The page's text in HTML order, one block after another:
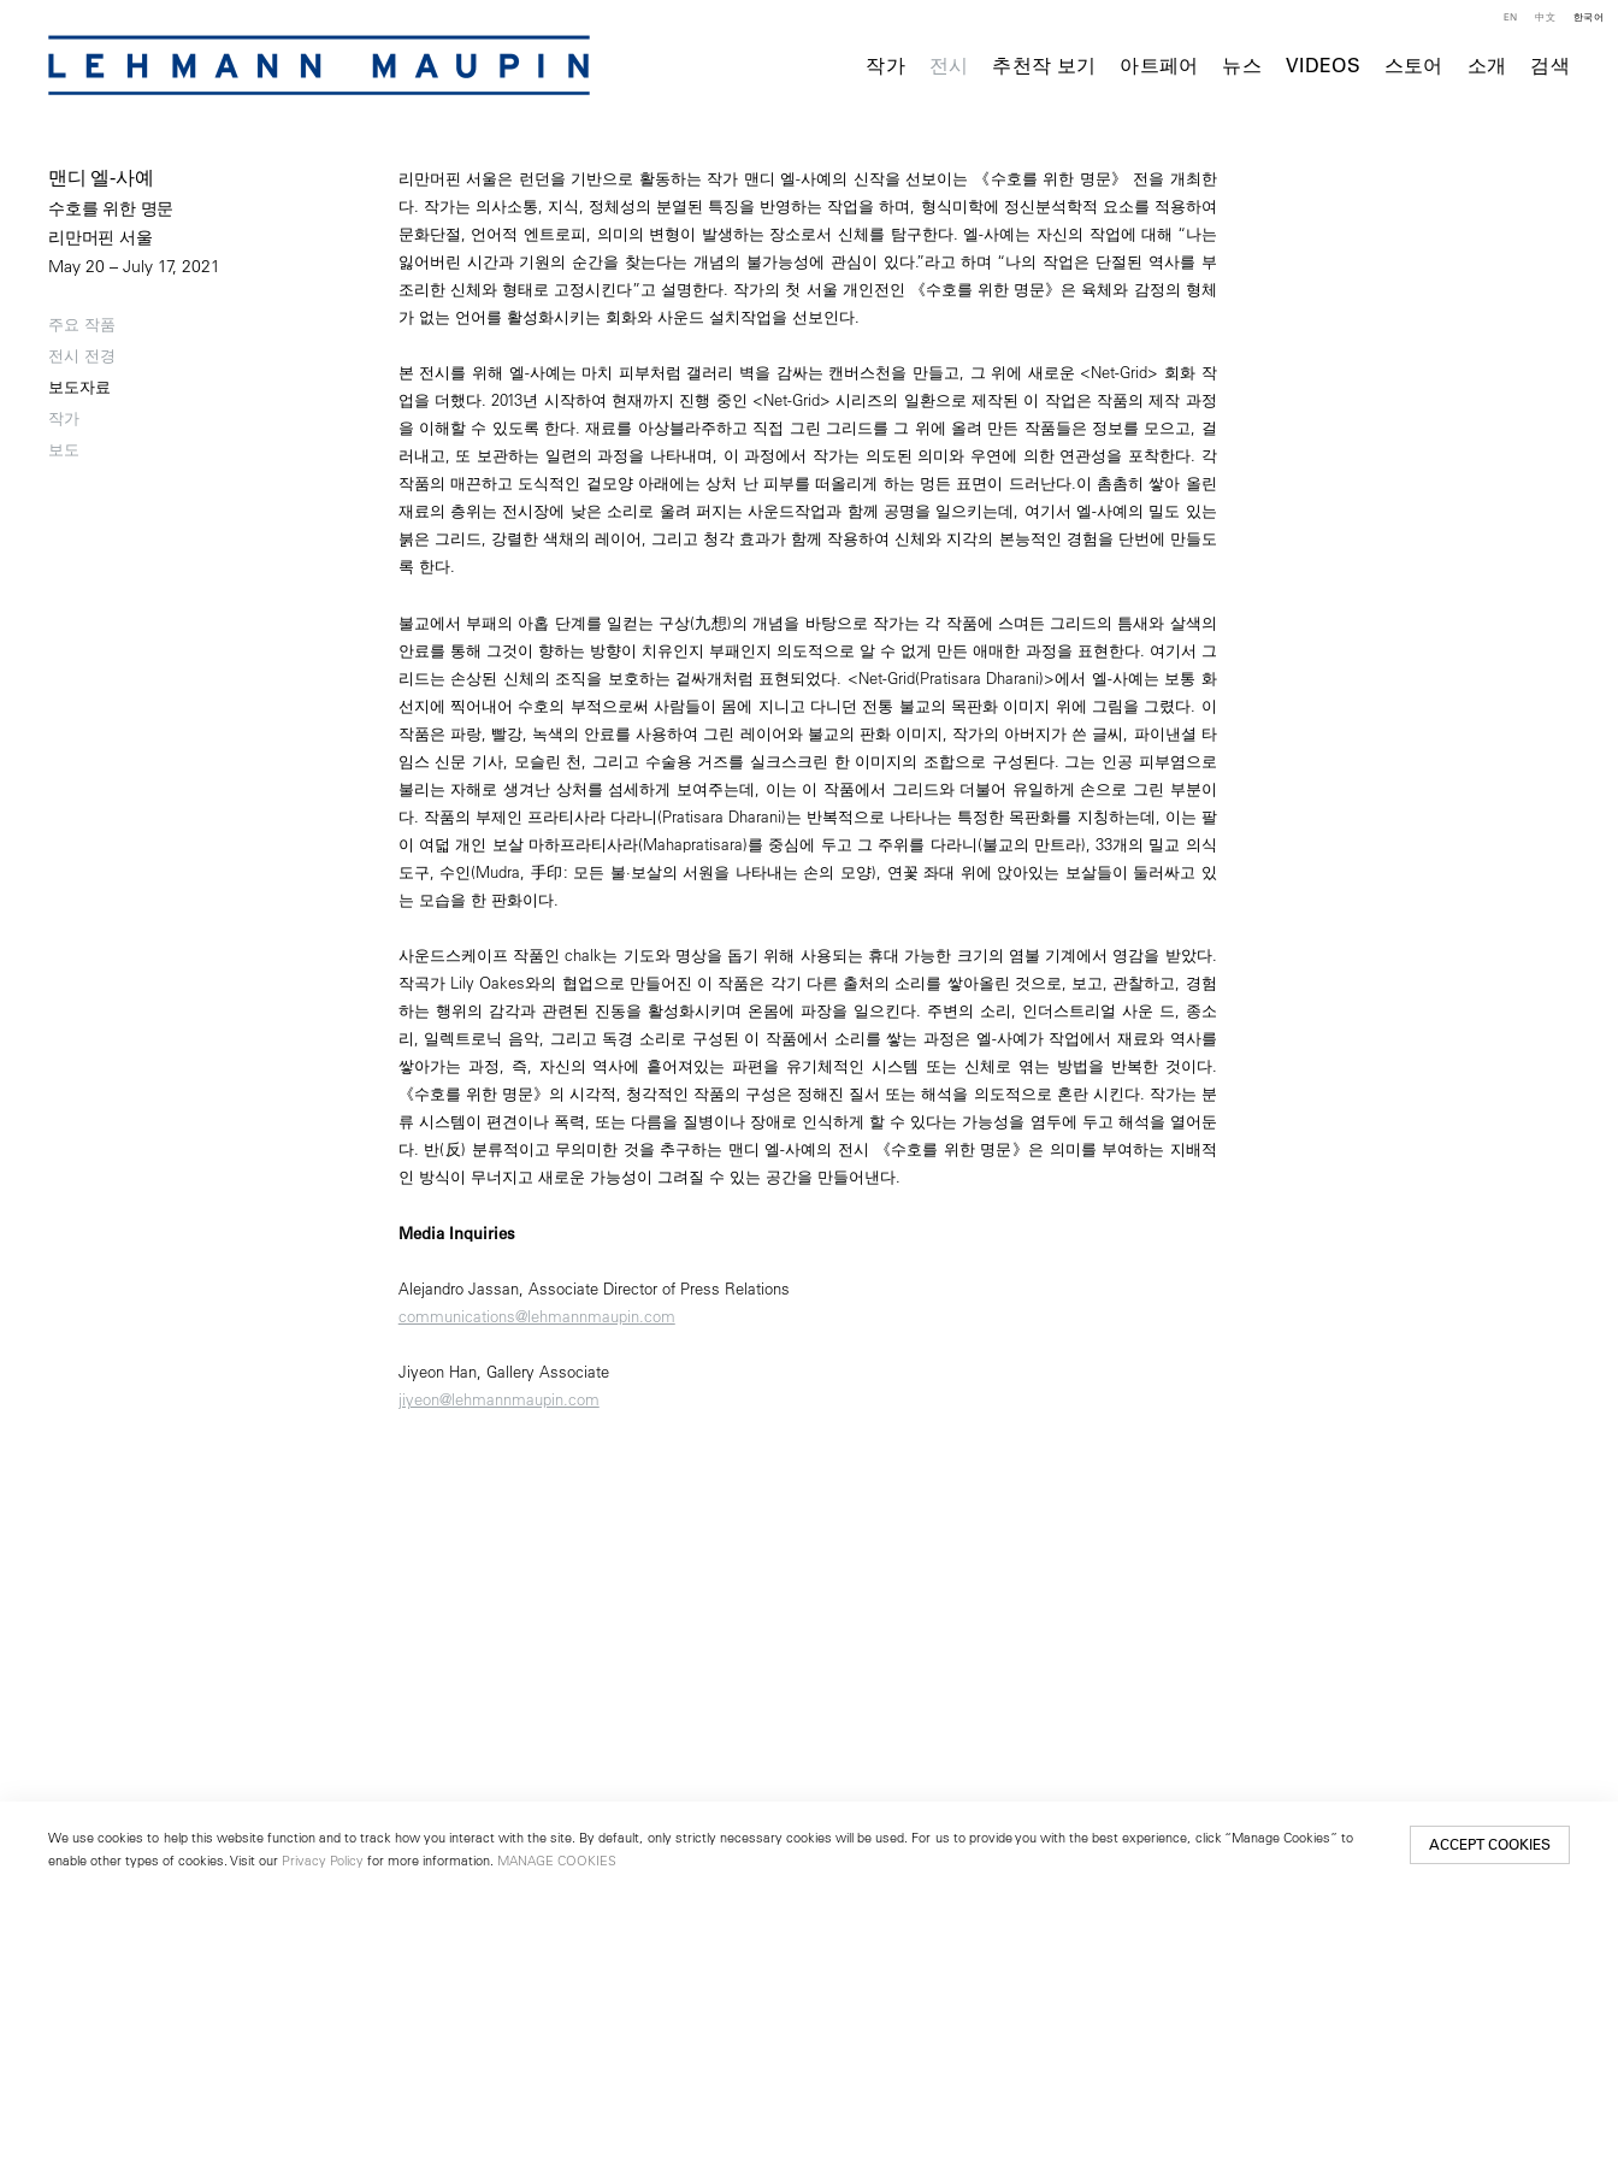
작가 전시 추천작 보기 아트페어 뉴스 VIDEOS 스토어 소개 검색
EN 中文 한국어
맨디 엘-사예
수호를 위한 명문
리만머핀 서울
May 20 – July 17, 2021
주요 작품
전시 전경
보도자료
작가
보도
리만머핀 서울은 런던을 기반으로 활동하는 작가 맨디 엘-사예의 신작을 선보이는 《수호를 위한 명문》 전을 개최한
다. 작가는 의사소통, 지식, 정체성의 분열된 특징을 반영하는 작업을 하며, 형식미학에 정신분석학적 요소를 적용하여
문화단절, 언어적 엔트로피, 의미의 변형이 발생하는 장소로서 신체를 탐구한다. 엘-사예는 자신의 작업에 대해 “나는
잃어버린 시간과 기원의 순간을 찾는다는 개념의 불가능성에 관심이 있다.”라고 하며 “나의 작업은 단절된 역사를 부
조리한 신체와 형태로 고정시킨다”고 설명한다. 작가의 첫 서울 개인전인 《수호를 위한 명문》은 육체와 감정의 형체
가 없는 언어를 활성화시키는 회화와 사운드 설치작업을 선보인다.
본 전시를 위해 엘-사예는 마치 피부처럼 갤러리 벽을 감싸는 캔버스천을 만들고, 그 위에 새로운 <Net-Grid> 회화 작
업을 더했다. 2013년 시작하여 현재까지 진행 중인 <Net-Grid> 시리즈의 일환으로 제작된 이 작업은 작품의 제작 과정
을 이해할 수 있도록 한다. 재료를 아상블라주하고 직접 그린 그리드를 그 위에 올려 만든 작품들은 정보를 모으고, 걸
러내고, 또 보관하는 일련의 과정을 나타내며, 이 과정에서 작가는 의도된 의미와 우연에 의한 연관성을 포착한다. 각
작품의 매끈하고 도식적인 겉모양 아래에는 상처 난 피부를 떠올리게 하는 멍든 표면이 드러난다.이 촘촘히 쌓아 올린
재료의 층위는 전시장에 낮은 소리로 울려 퍼지는 사운드작업과 함께 공명을 일으키는데, 여기서 엘-사예의 밀도 있는
붉은 그리드, 강렬한 색채의 레이어, 그리고 청각 효과가 함께 작용하여 신체와 지각의 본능적인 경험을 단번에 만들도
록 한다.
불교에서 부패의 아홉 단계를 일컫는 구상(九想)의 개념을 바탕으로 작가는 각 작품에 스며든 그리드의 틈새와 살색의
안료를 통해 그것이 향하는 방향이 치유인지 부패인지 의도적으로 알 수 없게 만든 애매한 과정을 표현한다. 여기서 그
리드는 손상된 신체의 조직을 보호하는 겉싸개처럼 표현되었다. <Net-Grid(Pratisara Dharani)>에서 엘-사예는 보통 화
선지에 찍어내어 수호의 부적으로써 사람들이 몸에 지니고 다니던 전통 불교의 목판화 이미지 위에 그림을 그렸다. 이
작품은 파랑, 빨강, 녹색의 안료를 사용하여 그린 레이어와 불교의 판화 이미지, 작가의 아버지가 쓴 글씨, 파이낸셜 타
임스 신문 기사, 모슬린 천, 그리고 수술용 거즈를 실크스크린 한 이미지의 조합으로 구성된다. 그는 인공 피부염으로
불리는 자해로 생겨난 상처를 섬세하게 보여주는데, 이는 이 작품에서 그리드와 더불어 유일하게 손으로 그린 부분이
다. 작품의 부제인 프라티사라 다라니(Pratisara Dharani)는 반복적으로 나타나는 특정한 목판화를 지칭하는데, 이는 팔
이 여덟 개인 보살 마하프라티사라(Mahapratisara)를 중심에 두고 그 주위를 다라니(불교의 만트라), 33개의 밀교 의식
도구, 수인(Mudra, 手印: 모든 불·보살의 서원을 나타내는 손의 모양), 연꽃 좌대 위에 앉아있는 보살들이 둘러싸고 있
는 모습을 한 판화이다.
사운드스케이프 작품인 chalk는 기도와 명상을 돕기 위해 사용되는 휴대 가능한 크기의 염불 기계에서 영감을 받았다.
작곡가 Lily Oakes와의 협업으로 만들어진 이 작품은 각기 다른 출처의 소리를 쌓아올린 것으로, 보고, 관찰하고, 경험
하는 행위의 감각과 관련된 진동을 활성화시키며 온몸에 파장을 일으킨다. 주변의 소리, 인더스트리얼 사운 드, 종소
리, 일렉트로닉 음악, 그리고 독경 소리로 구성된 이 작품에서 소리를 쌓는 과정은 엘-사예가 작업에서 재료와 역사를
쌓아가는 과정, 즉, 자신의 역사에 흩어져있는 파편을 유기체적인 시스템 또는 신체로 엮는 방법을 반복한 것이다.
《수호를 위한 명문》의 시각적, 청각적인 작품의 구성은 정해진 질서 또는 해석을 의도적으로 혼란 시킨다. 작가는 분
류 시스템이 편견이나 폭력, 또는 다름을 질병이나 장애로 인식하게 할 수 있다는 가능성을 염두에 두고 해석을 열어둔
다. 반(反) 분류적이고 무의미한 것을 추구하는 맨디 엘-사예의 전시 《수호를 위한 명문》은 의미를 부여하는 지배적
인 방식이 무너지고 새로운 가능성이 그려질 수 있는 공간을 만들어낸다.
Media Inquiries
Alejandro Jassan, Associate Director of Press Relations
communications@lehmannmaupin.com
Jiyeon Han, Gallery Associate
jiyeon@lehmannmaupin.com
We use cookies to help this website function and to track how you interact with the site. By default, only strictly necessary cookies will be used. For us to provide you with the best experience, click “Manage Cookies” to
enable other types of cookies. Visit our Privacy Policy for more information. MANAGE COOKIES
ACCEPT COOKIES